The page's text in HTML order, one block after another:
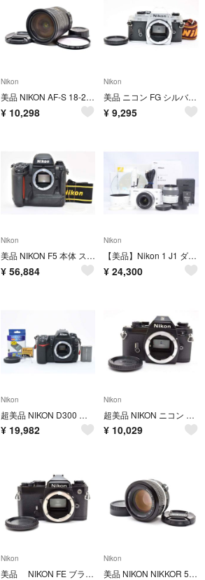
Nikon
美品 NIKON AF-S 18-200mm F3.5-5.6G ED H196
¥ 10,298
Nikon
美品 ニコン FG シルバー フィルムカメラボディ モルト新品交換済 H149
¥ 9,295
Nikon
美品 NIKON F5 本体 ストラップ付 フィルムカメラ モルト良好 M849
¥ 56,884
Nikon
【美品】Nikon 1 J1 ダブルズームキット ホワイト ニコンワン
¥ 24,300
Nikon
超美品 NIKON D300 ニコン デジタル ボディ H136
¥ 19,982
Nikon
超美品 NIKON ニコン EM フィルムカメラ モルト新品交換済 H359
¥ 10,029
Nikon
美品 NIKON FE ブラック フィルムカメラ モルト新品交換済 H469
Nikon
美品 NIKON NIKKOR 50mm F1.4 MF レンズ B700